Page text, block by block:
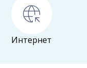
Интернет